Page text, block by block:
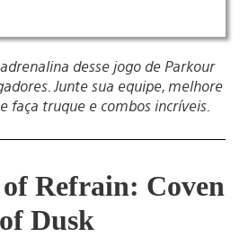
desse jogo de Parkour
Junte sua equipe, melhore
faça truque e combos incríveis.
Refrain: Coven
of Dusk